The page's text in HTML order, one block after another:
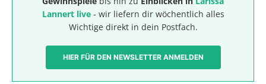
Lannert live- wir liefern dir wöchentlich alles
Wichtige direkt in dein Postfach.
HIER FÜR DEN NEWSLETTER ANMELDEN